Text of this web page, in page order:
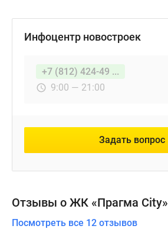
Инфоцентр новостроек
+7 (812) 424-49 ...
9:00 — 21:00
Задать вопрос
Отзывы о ЖК «Прагма City»
Посмотреть все 12 отзывов